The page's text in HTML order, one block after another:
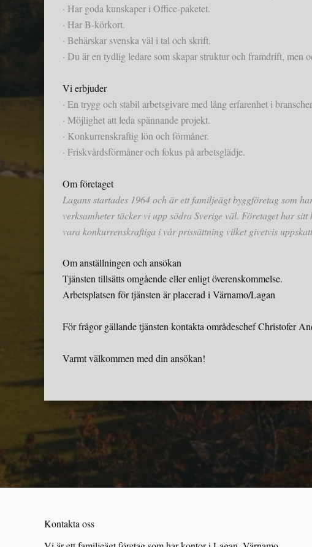
· Har goda kunskaper i Office-paketet.
· Har B-körkort.
· Behärskar svenska väl i tal och skrift.
· Du är en tydlig ledare som skapar struktur och framdrift, men
Vi erbjuder
· En trygg och stabil arbetsgivare med lång erfarenhet i
· Möjlighet att leda spännande projekt.
· Konkurrenskraftig lön och förmåner.
· Friskvårdsförmåner och fokus på arbetsglädje.
Om företaget
Lagans startades 1964 och är ett familjeägt byggföretag som
verksamheter täcker vi upp södra Sverige väl. Företaget har
vara konkurrenskraftiga i vår prissättning vilket givetvis
Om anställningen och ansökan
Tjänsten tillsätts omgående eller enligt överenskommelse.
Arbetsplatsen för tjänsten är placerad i Värnamo/Lagan
För frågor gällande tjänsten kontakta områdeschef Christofer
Varmt välkommen med din ansökan!
Kontakta oss